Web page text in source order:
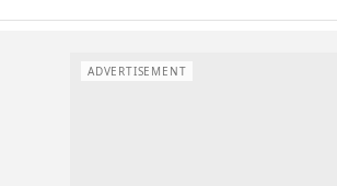
ADVERTISEMENT